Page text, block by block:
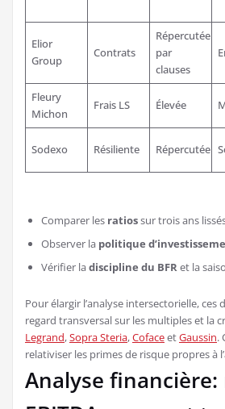
Elior
Group
Contrats
Répercutée
par
clauses
Fleury
Michon
Frais LS Élevée
Sodexo Résiliente Répercutée
Comparer les ratiossur trois ans
Observer la politique
Vérifier ladiscipline du BFRet la
Pour élargir l’analyse intersectorielle, ces
regard transversal sur les multiples et la
Legrand,Sopra Steria,CofaceetGaussin.
relativiser les primes de risque propres à
Analyse financière: